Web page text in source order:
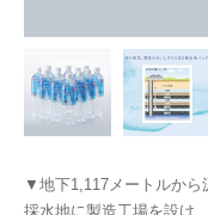
▼地下1,117メートルから
採水地に製造工場を設け